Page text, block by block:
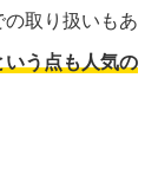
取り扱いもあ
う点も人気の